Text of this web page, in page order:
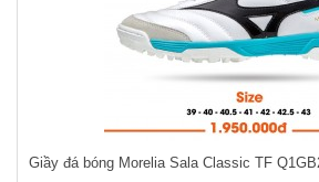
Giầy đá bóng Morelia Sala Classic TF